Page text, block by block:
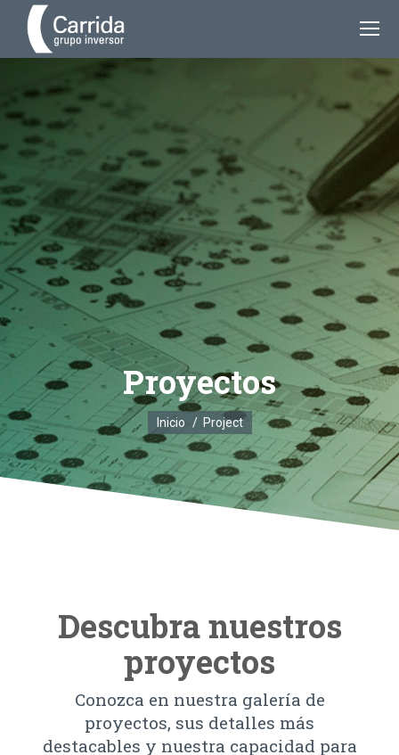
Proyectos
Estás aquí:
Inicio Project
Descubra nuestros
proyectos
Conozca en nuestra galería de
proyectos, sus detalles más
destacables y nuestra capacidad para